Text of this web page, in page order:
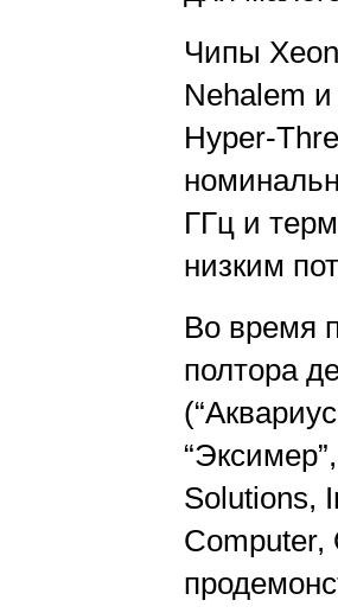
Чипы
Nehalem
Hyper-
ГГц и
низким
Во время
полтора
Solutions,
Computer,